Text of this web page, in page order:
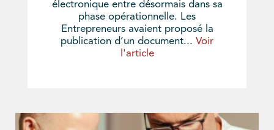
électronique entre désormais dans sa
phase opérationnelle. Les
Entrepreneurs avaient proposé la
publication d’un document... Voir
l'article